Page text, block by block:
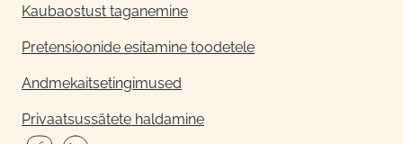
Kaubaostust taganemine
Pretensioonide esitamine toodetele
Andmekaitsetingimused
Privaatsussätete haldamine